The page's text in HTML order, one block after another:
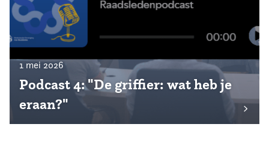
1 mei 2026
Podcast 4: "De griffier: wat heb je
eraan?"